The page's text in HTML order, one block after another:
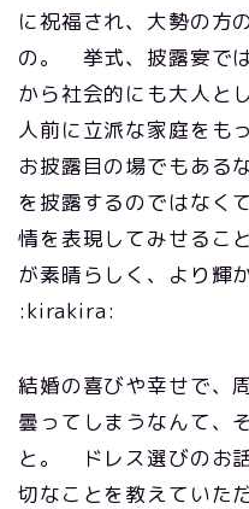
に祝福され、大勢の方
の。 挙式、披露宴で
から社会的にも大人と
人前に立派な家庭をも
お披露目の場でもある
を披露するのではなく
情を表現してみせるこ
が素晴らしく、より輝
:kirakira:
結婚の喜びや幸せで、
曇ってしまうなんて、
と。 ドレス選びのお
切なことを教えていた